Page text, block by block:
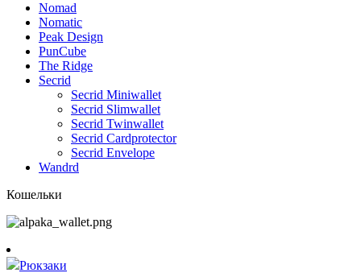
Nomad
Nomatic
Peak Design
PunCube
The Ridge
Secrid
Secrid Miniwallet
Secrid Slimwallet
Secrid Twinwallet
Secrid Cardprotector
Secrid Envelope
Wandrd
Кошельки
Рюкзаки